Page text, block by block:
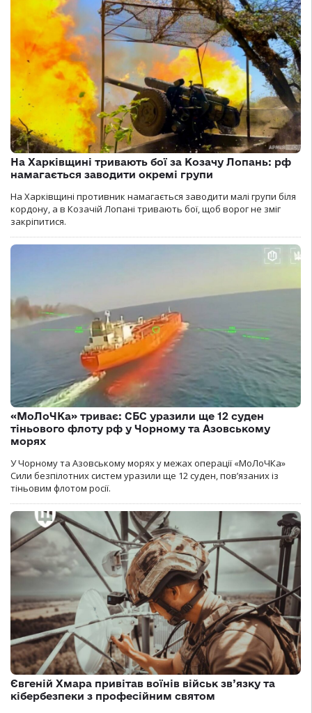
На Харківщині тривають бої за Козачу Лопань: рф
намагається заводити окремі групи
На Харківщині противник намагається заводити малі групи біля
кордону, а в Козачій Лопані тривають бої, щоб ворог не зміг
закріпитися.
«МоЛоЧКа» триває: СБС уразили ще 12 суден
тіньового флоту рф у Чорному та Азовському
морях
У Чорному та Азовському морях у межах операції «МоЛоЧКа»
Сили безпілотних систем уразили ще 12 суден, пов’язаних із
тіньовим флотом росії.
Євгеній Хмара привітав воїнів військ зв’язку та
кібербезпеки з професійним святом